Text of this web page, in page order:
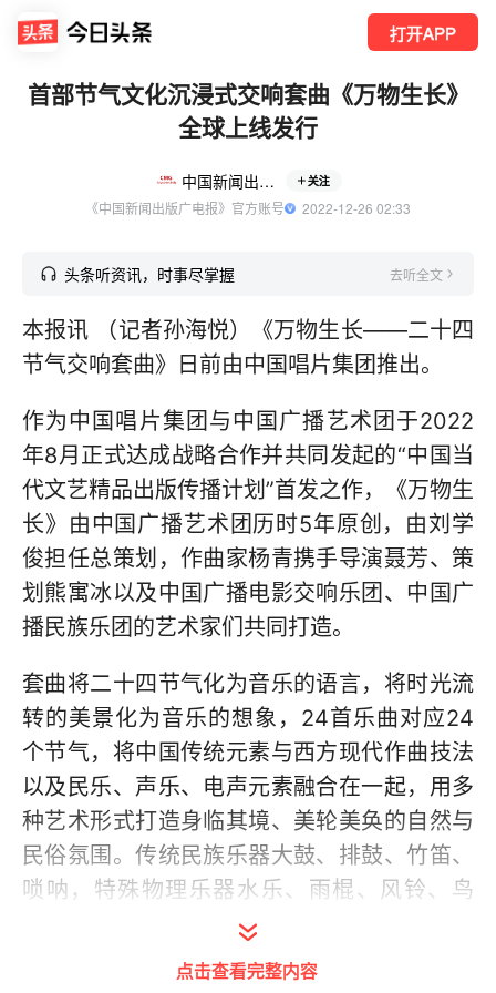
打开APP
首部节气文化沉浸式交响套曲《万物生长》
全球上线发行
中国新闻出版广电报 关注
《中国新闻出版广电报》官方账号
  2022-12-26 02:33
头条听资讯，时事尽掌握 去听全文
本报讯 （记者孙海悦）《万物生长——二十四
节气交响套曲》日前由中国唱片集团推出。
作为中国唱片集团与中国广播艺术团于2022
年8月正式达成战略合作并共同发起的“中国当
代文艺精品出版传播计划”首发之作，《万物生
长》由中国广播艺术团历时5年原创，由刘学
俊担任总策划，作曲家杨青携手导演聂芳、策
划熊寓冰以及中国广播电影交响乐团、中国广
播民族乐团的艺术家们共同打造。
套曲将二十四节气化为音乐的语言，将时光流
转的美景化为音乐的想象，24首乐曲对应24
个节气，将中国传统元素与西方现代作曲技法
以及民乐、声乐、电声元素融合在一起，用多
种艺术形式打造身临其境、美轮美奂的自然与
民俗氛围。传统民族乐器大鼓、排鼓、竹笛、
唢呐，特殊物理乐器水乐、雨棍、风铃、鸟
哨，现代电声乐器电鼓、键盘、萨克斯，联袂
上演一场清新隽永、浪漫诗意的美学盛宴，用
点击查看完整内容